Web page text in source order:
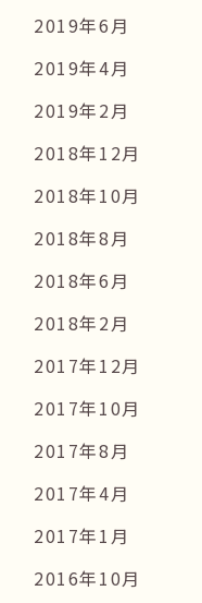
2019年6月
2019年4月
2019年2月
2018年12月
2018年10月
2018年8月
2018年6月
2018年2月
2017年12月
2017年10月
2017年8月
2017年4月
2017年1月
2016年10月